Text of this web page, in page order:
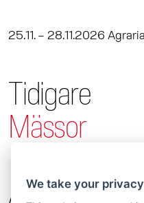
25.11. – 28.11.2026
Tidigare
Mässor
We take your